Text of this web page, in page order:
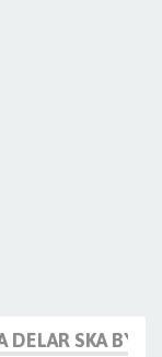
DELAR SKA